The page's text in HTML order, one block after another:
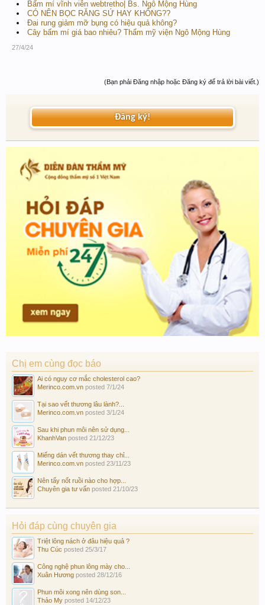
Bấm mí vĩnh viễn webtretho| Bs. Ngô Mộng Hùng
CÓ NÊN BỌC RĂNG SỨ HAY KHÔNG??
Đai rung giảm mỡ bụng có hiệu quả không?
Cây bấm mí giá bao nhiêu? Thẩm mỹ viện Ngô Mộng Hùng
27/4/24
(Bạn phải Đăng nhập hoặc Đăng ký để trả lời bài viết.)
Đăng ký!
Chị em cùng đọc báo
Ai có nguy cơ mắc cholesterol cao?
Merinco.com.vn posted 7/1/24
Tại sao vết thương lâu lành?...
Merinco.com.vn posted 3/1/24
Sau khi phun môi nên sử dụng...
KhanhVan posted 21/12/23
Miếng dán vết thương thay chỉ...
Merinco.com.vn posted 23/11/23
Nên tẩy nốt ruồi nào cho hợp...
Chuyên gia tư vấn posted 21/10/23
Hỏi đáp cùng chuyên gia
Triệt lông nách ở đâu hiệu quả ?
Thu Cúc posted 25/3/17
Công nghệ phun lông mày cho...
Xuân Hương posted 28/12/16
Phun môi xong nên dùng son...
Thảo My posted 14/12/23